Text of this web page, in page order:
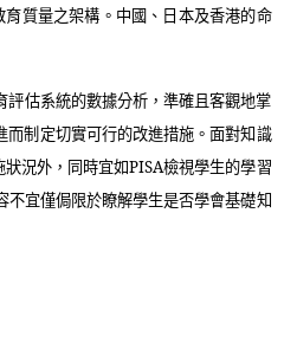
質量之架構。中國、日本及香港的命
估系統的數據分析，準確且客觀地掌
制定切實可行的改進措施。面對知識
狀況外，同時宜如PISA檢視學生的學習
宜僅侷限於瞭解學生是否學會基礎知